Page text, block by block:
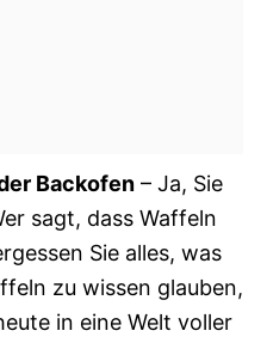
Backofen – Ja, Sie
sagt, dass Waffeln
Sie alles, was
zu wissen glauben,
in eine Welt voller